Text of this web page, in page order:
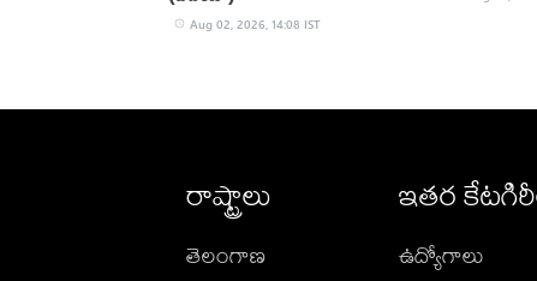
Aug 02, 2026, 14:08 IST
రాష్ట్రాలు
తెలంగాణ
ఇతర
ఉద్యోగాలు